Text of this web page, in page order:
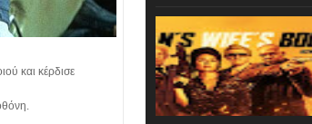
και κέρδισε